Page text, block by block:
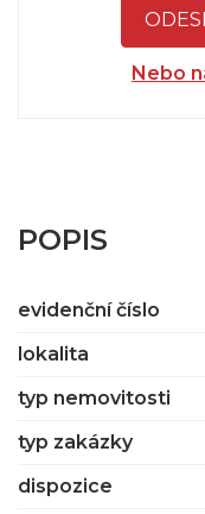
Nebo
POPIS
evidenční číslo
lokalita
typ nemovitosti
typ zakázky
dispozice